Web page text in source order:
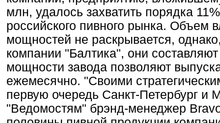
млн, удалось захватить порядка
российского пивного рынка. Объем
мощностей не раскрывается,
компании "Балтика", они
мощности завода позволяют
ежемесячно. "Своими
первую очередь Санкт-Петербург и
"Ведомостям" брэнд-менеджер